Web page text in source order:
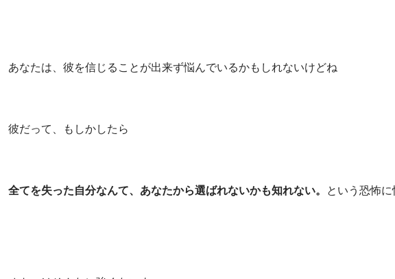
あなたは、彼を信じることが出来ず悩んでいるかもしれないけどね
彼だって、もしかしたら
全てを失った自分なんて、あなたから選ばれないかも知れない。 という恐怖に